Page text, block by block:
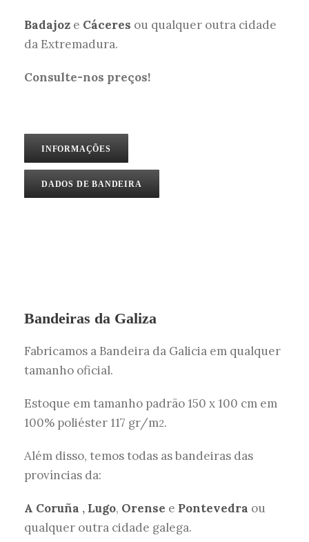
Badajoz e Cáceres ou qualquer outra cidade
da Extremadura.
Consulte-nos preços!
INFORMAÇÕES
DADOS DE BANDEIRA
Bandeiras da Galiza
Fabricamos a Bandeira da Galicia em qualquer
tamanho oficial.
Estoque em tamanho padrão 150 x 100 cm em
100% poliéster 117 gr/m2.
Além disso, temos todas as bandeiras das
províncias da:
A Coruña , Lugo, Orense e Pontevedra ou
qualquer outra cidade galega.